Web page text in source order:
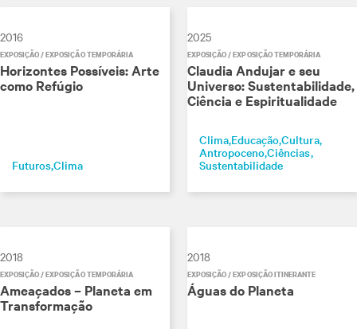
2016
EXPOSIÇÃO / EXPOSIÇÃO TEMPORÁRIA
Horizontes Possíveis: Arte
como Refúgio
FuturosClima
2025
EXPOSIÇÃO / EXPOSIÇÃO TEMPORÁRIA
Claudia Andujar e seu
Universo: Sustentabilidade,
Ciência e Espiritualidade
ClimaEducaçãoCultura
AntropocenoCiências
Sustentabilidade
2018
EXPOSIÇÃO / EXPOSIÇÃO TEMPORÁRIA
Ameaçados – Planeta em
Transformação
2018
EXPOSIÇÃO / EXPOSIÇÃO ITINERANTE
Águas do Planeta